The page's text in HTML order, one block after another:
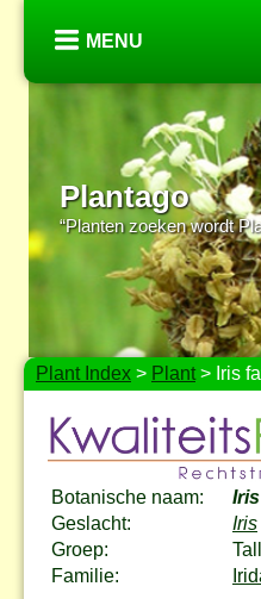
MENU
Plantago
“Planten zoeken wordt
Plant Index > Plant> Iris
Botanische naam: Iris
Geslacht:
Iris
Groep:
Familie: